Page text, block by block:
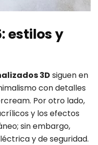
estilos y
3D siguen en
con detalles
Por otro lado,
y los efectos
sin embargo,
y de seguridad.